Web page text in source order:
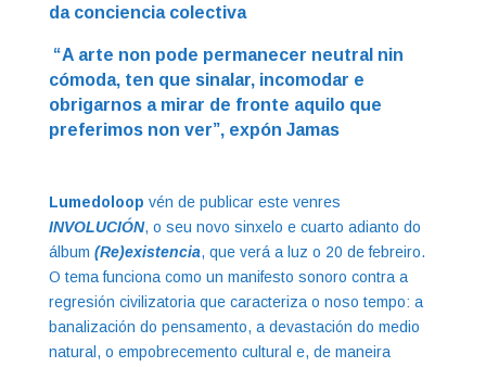
da conciencia colectiva
“A arte non pode permanecer neutral nin
cómoda, ten que sinalar, incomodar e
obrigarnos a mirar de fronte aquilo que
preferimos non ver”, expón Jamas
Lumedoloop vén de publicar este venres
INVOLUCIÓN, o seu novo sinxelo e cuarto adianto do
álbum (Re)existencia, que verá a luz o 20 de febreiro.
O tema funciona como un manifesto sonoro contra a
regresión civilizatoria que caracteriza o noso tempo: a
banalización do pensamento, a devastación do medio
natural, o empobrecemento cultural e, de maneira